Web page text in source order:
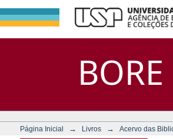
BORE
Página Inicial → Livros → Acervo das